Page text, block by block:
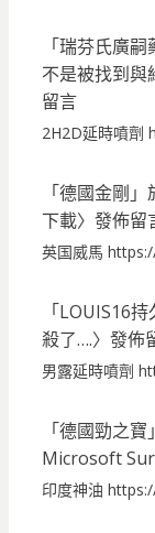
「瑞芬氏廣嗣
不是被找到與
留言
2H2D延時噴劑
「德國金剛 」
下載〉發佈留
英国威馬
「LOUIS16持
殺了….〉發佈
男露延時噴劑
「德國勁之寶
Microsoft
印度神油